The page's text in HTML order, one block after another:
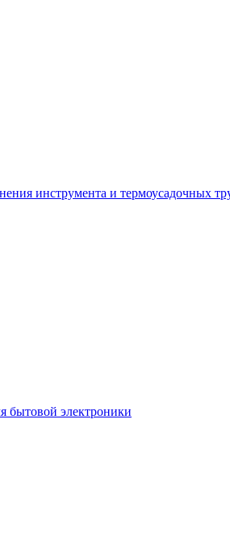
инструмента и термоусадочных
бытовой электроники